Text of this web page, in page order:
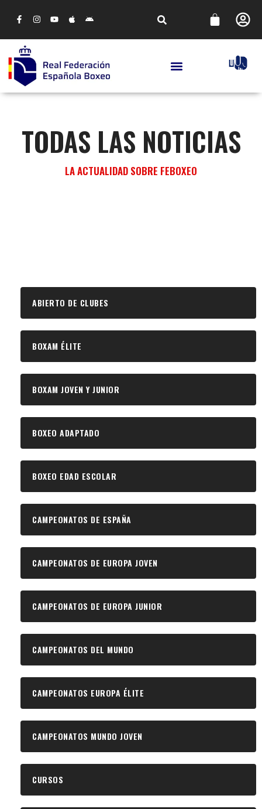
TODAS LAS NOTICIAS
LA ACTUALIDAD SOBRE FEBOXEO
ABIERTO DE CLUBES
BOXAM ÉLITE
BOXAM JOVEN Y JUNIOR
BOXEO ADAPTADO
BOXEO EDAD ESCOLAR
CAMPEONATOS DE ESPAÑA
CAMPEONATOS DE EUROPA JOVEN
CAMPEONATOS DE EUROPA JUNIOR
CAMPEONATOS DEL MUNDO
CAMPEONATOS EUROPA ÉLITE
CAMPEONATOS MUNDO JOVEN
CURSOS